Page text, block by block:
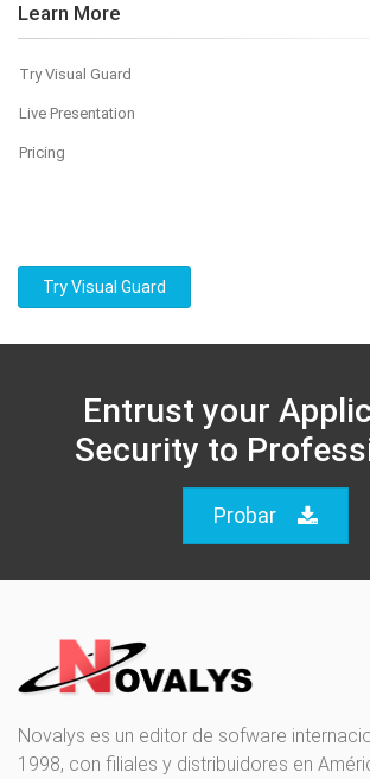
Learn More
Try Visual Guard
Live Presentation
Pricing
Try Visual Guard
Entrust your
Security to
Probar
Novalys es un editor de sofware
1998, con filiales y distribuidores en